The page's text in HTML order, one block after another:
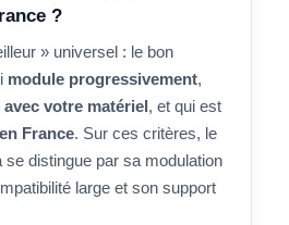
?
» universel : le bon
module progressivement,
votre matériel, et qui est
France. Sur ces critères, le
se distingue par sa modulation
large et son support